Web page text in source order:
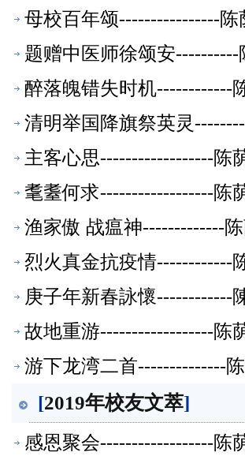
母校百年颂----------------
题赠中医师徐颂安
醉落魄错失时机------------
清明举国降旗祭英灵
主客心思------------------陈
耄耋何求------------------陈
渔家傲 战瘟神-------------
烈火真金抗疫情------------
庚子年新春詠懷------------
故地重游------------------陈
游下龙湾二首--------------
[2019年校友文萃]
感恩聚会------------------陈